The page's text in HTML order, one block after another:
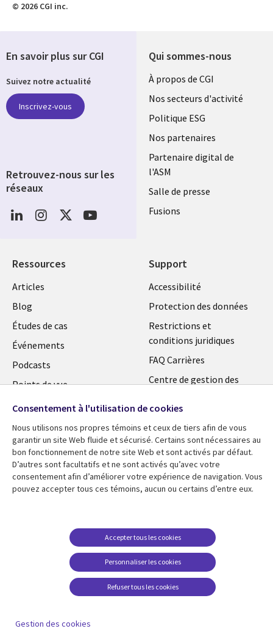
© 2026 CGI inc.
Qui sommes-nous
Useful
links
FRANCE
À propos de CGI
Nos secteurs d'activité
Politique ESG
Nos partenaires
Partenaire digital de
l'ASM
Salle de presse
Fusions
Ressources
Library
Links
FRANCE
Articles
Blog
Études de cas
Événements
Podcasts
Points de vue
Vidéos
En voir plus
Support
Legal
FRANCE
Accessibilité
Protection des données
Restrictions et
conditions juridiques
FAQ Carrières
Centre de gestion des
En savoir plus sur CGI
Suivez notre actualité
Inscrivez-vous
Retrouvez-nous sur les
réseaux
Social
Media
Consentement à l'utilisation de cookies
Nous utilisons nos propres témoins et ceux de tiers afin de vous
garantir un site Web fluide et sécurisé. Certains sont nécessaires au
bon fonctionnement de notre site Web et sont activés par défaut.
D’autres sont facultatifs et ne sont activés qu’avec votre
consentement afin d’améliorer votre expérience de navigation. Vous
pouvez accepter tous ces témoins, aucun ou certains d’entre eux.
Personnaliser les cookies
Accepter tous les cookies
Refuser tous les cookies
Gestion des cookies